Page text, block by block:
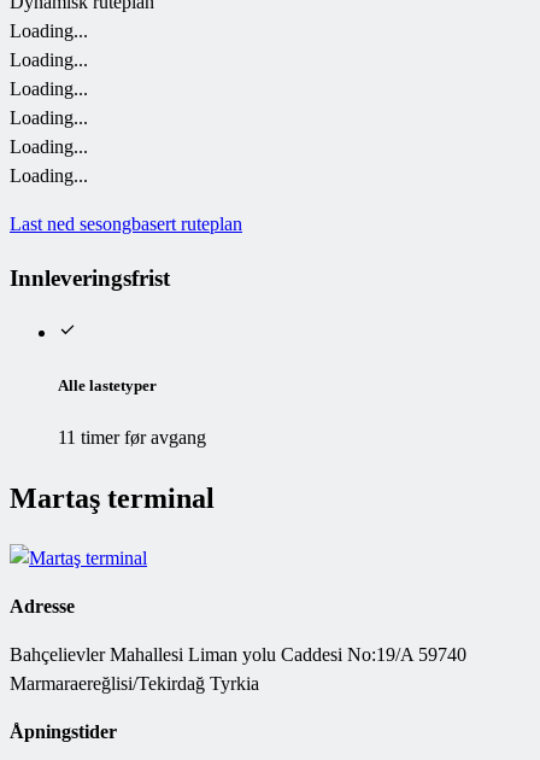
Loading...
Loading...
Loading...
Loading...
Loading...
Loading...
Last ned sesongbasert ruteplan
Innleveringsfrist
Alle lastetyper
11 timer før avgang
Martaş terminal
Adresse
Bahçelievler Mahallesi Liman yolu Caddesi No:19/A 59740
Marmaraereğlisi/Tekirdağ Tyrkia
Åpningstider